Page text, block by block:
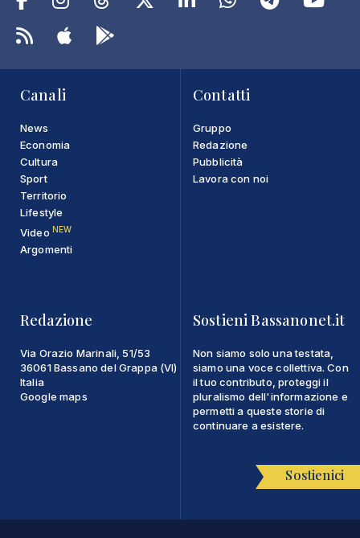
Canali
News
Economia
Cultura
Sport
Territorio
Lifestyle
Video NEW
Argomenti
Contatti
Gruppo
Redazione
Pubblicità
Lavora con noi
Redazione
Via Orazio Marinali, 51/53
36061 Bassano del Grappa (VI)
Italia
Google maps
Sostieni Bassanonet.it
Non siamo solo una testata,
siamo una voce collettiva. Con
il tuo contributo, proteggi il
pluralismo dell'informazione e
permetti a queste storie di
continuare a esistere.
Sostienici